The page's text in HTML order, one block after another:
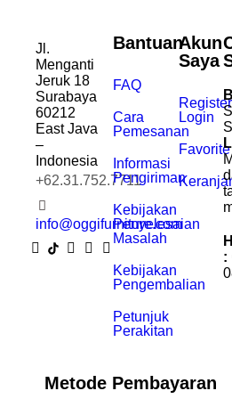
Jl.
Menganti
Jeruk 18
Surabaya
60212
East Java
–
Indonesia
+62.31.752.7711
info@oggifurniture.com
Bantuan
FAQ
Cara
Pemesanan
Informasi
Pengiriman
Kebijakan
Penyelesaian
Masalah
Kebijakan
Pengembalian
Petunjuk
Perakitan
Akun
Saya
Login
Favorite
:
Metode Pembayaran